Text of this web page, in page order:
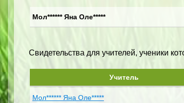
Мол****** Яна Оле*****
Свидетельства для учителей, ученики
Учитель
Мол****** Яна Оле*****